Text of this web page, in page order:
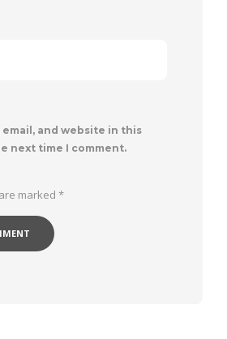
email, and website in this
next time I comment.
marked *